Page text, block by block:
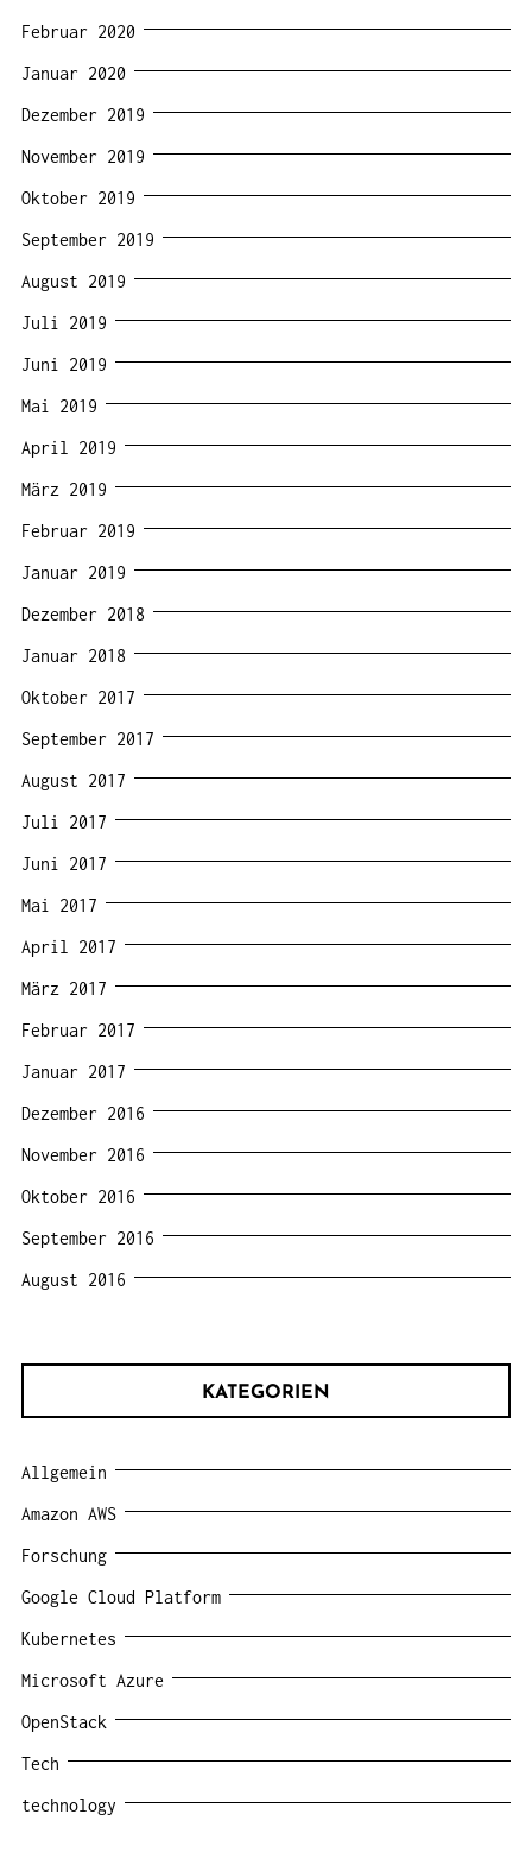
Februar 2020
Januar 2020
Dezember 2019
November 2019
Oktober 2019
September 2019
August 2019
Juli 2019
Juni 2019
Mai 2019
April 2019
März 2019
Februar 2019
Januar 2019
Dezember 2018
Januar 2018
Oktober 2017
September 2017
August 2017
Juli 2017
Juni 2017
Mai 2017
April 2017
März 2017
Februar 2017
Januar 2017
Dezember 2016
November 2016
Oktober 2016
September 2016
August 2016
KATEGORIEN
Allgemein
Amazon AWS
Forschung
Google Cloud Platform
Kubernetes
Microsoft Azure
OpenStack
Tech
technology